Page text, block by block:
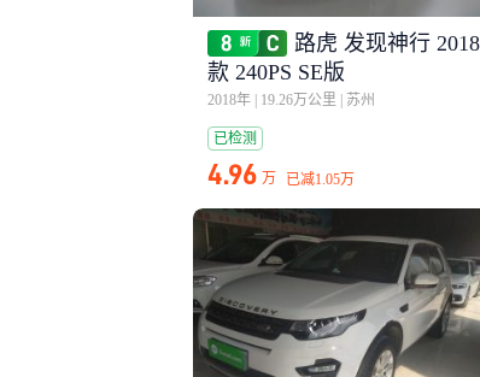
路虎 发现神行 2018
款 240PS SE版
2018年 19.26万公里 苏州
已检测
4.96 万 已减1.05万